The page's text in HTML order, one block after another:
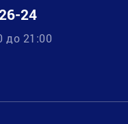
24
до 21:00